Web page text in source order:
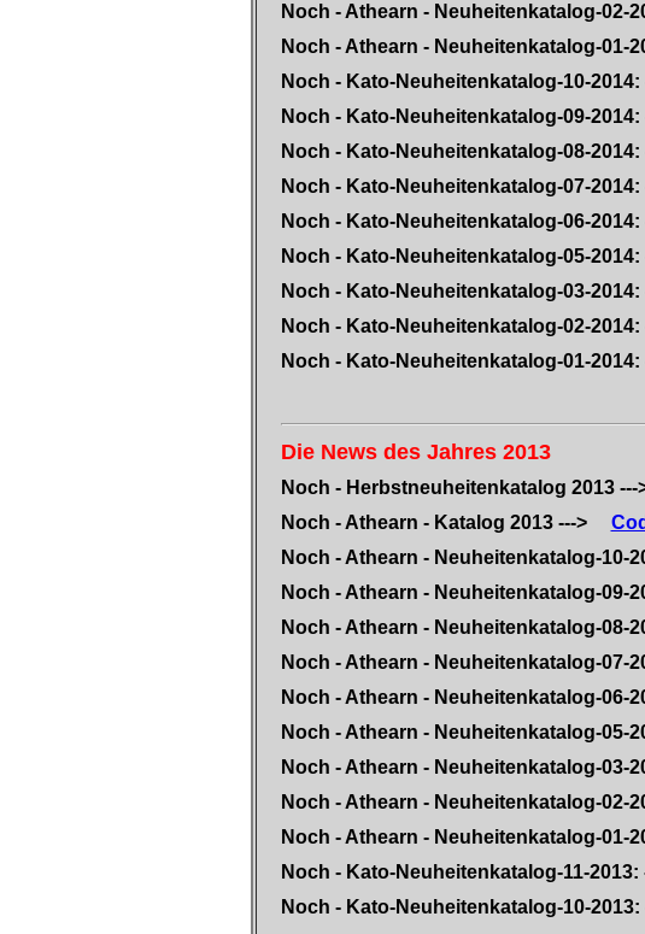
Noch - Athearn - Neuheitenkatalog-02-
Noch - Athearn - Neuheitenkatalog-01-
Noch - Kato-Neuheitenkatalog-10-
Noch - Kato-Neuheitenkatalog-09-
Noch - Kato-Neuheitenkatalog-08-
Noch - Kato-Neuheitenkatalog-07-
Noch - Kato-Neuheitenkatalog-06-
Noch - Kato-Neuheitenkatalog-05-
Noch - Kato-Neuheitenkatalog-03-
Noch - Kato-Neuheitenkatalog-02-
Noch - Kato-Neuheitenkatalog-01-
Die News des Jahres 2013
Noch - Herbstneuheitenkatalog 2013
Noch - Athearn - Katalog 2013 --->
Noch - Athearn - Neuheitenkatalog-10-
Noch - Athearn - Neuheitenkatalog-09-
Noch - Athearn - Neuheitenkatalog-08-
Noch - Athearn - Neuheitenkatalog-07-
Noch - Athearn - Neuheitenkatalog-06-
Noch - Athearn - Neuheitenkatalog-05-
Noch - Athearn - Neuheitenkatalog-03-
Noch - Athearn - Neuheitenkatalog-02-
Noch - Athearn - Neuheitenkatalog-01-
Noch - Kato-Neuheitenkatalog-11-
Noch - Kato-Neuheitenkatalog-10-